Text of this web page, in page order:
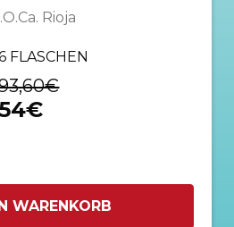
Rioja
FLASCHEN
WARENKORB